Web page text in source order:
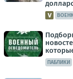
ПАБЛИКИ